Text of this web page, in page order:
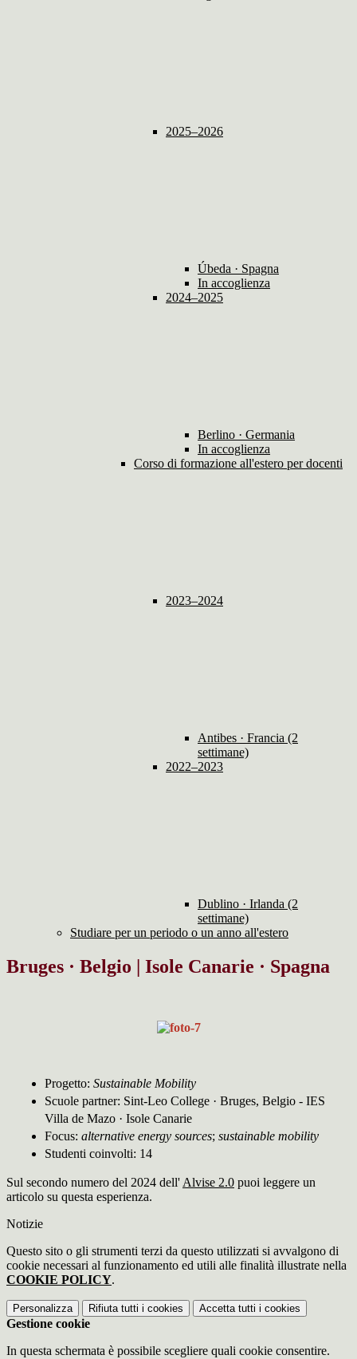
2025–2026
Úbeda · Spagna
In accoglienza
2024–2025
Berlino · Germania
In accoglienza
Corso di formazione all'estero per docenti
2023–2024
Antibes · Francia (2
settimane)
2022–2023
Dublino · Irlanda (2
settimane)
Studiare per un periodo o un anno all'estero
Bruges · Belgio | Isole Canarie · Spagna
Progetto: Sustainable Mobility
Scuole partner: Sint-Leo College · Bruges, Belgio - IES
Villa de Mazo · Isole Canarie
Focus: alternative energy sources; sustainable mobility
Studenti coinvolti: 14
Sul secondo numero del 2024 dell' Alvise 2.0 puoi leggere un
articolo su questa esperienza.
Notizie
Questo sito o gli strumenti terzi da questo utilizzati si avvalgono di
cookie necessari al funzionamento ed utili alle finalità illustrate nella
COOKIE POLICY.
Personalizza Rifiuta tutti i cookies Accetta tutti i cookies
Gestione cookie
In questa schermata è possibile scegliere quali cookie consentire.